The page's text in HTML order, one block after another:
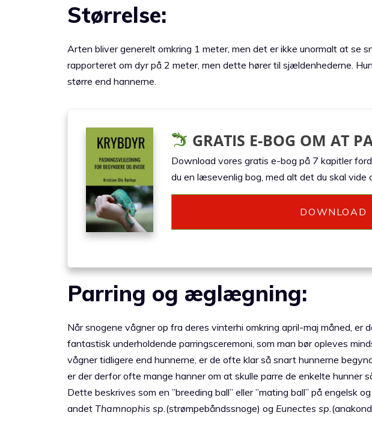
Størrelse:
Arten bliver generelt omkring 1 meter, men det er ikke unormalt at se
rapporteret om dyr på 2 meter, men dette hører til sjældenhederne.
større end hannerne.
GRATIS E-BOG OM AT
Download vores gratis e-bog på 7 kapitler
du en læsevenlig bog, med alt det du skal vide
DOWNLOAD
Parring og æglægning:
Når snogene vågner op fra deres vinterhi omkring april-maj måned, er
fantastisk underholdende parringsceremoni, som man bør opleves
vågner tidligere end hunnerne, er de ofte klar så snart hunnerne
er der derfor ofte mange hanner om at skulle parre de enkelte hunner
Dette beskrives som en ”breeding ball” eller ”mating ball” på engelsk
andet Thamnophis sp. (strømpebåndssnoge) og Eunectes sp.